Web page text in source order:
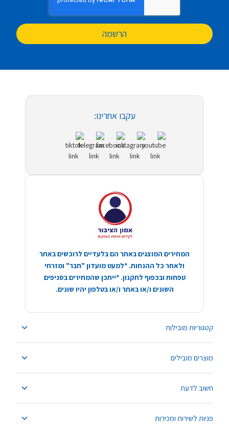
הרשמה
קטגוריות מובילות
מוצרים מובילים
חשוב לדעת
פניות לשירות ומכירות
עקבו אחרינו:
המחירים המוצגים באתר הם בלעדיים לרוכשים באתר
ולאחר כל ההנחות. *למעט מועדון "חבר" ומזרחי
טפחות ובכפוף לתקנון. *ייתכן שהמחירים בסניפים
השונים ו/או באתר ו/או בטלפון יהיו שונים.